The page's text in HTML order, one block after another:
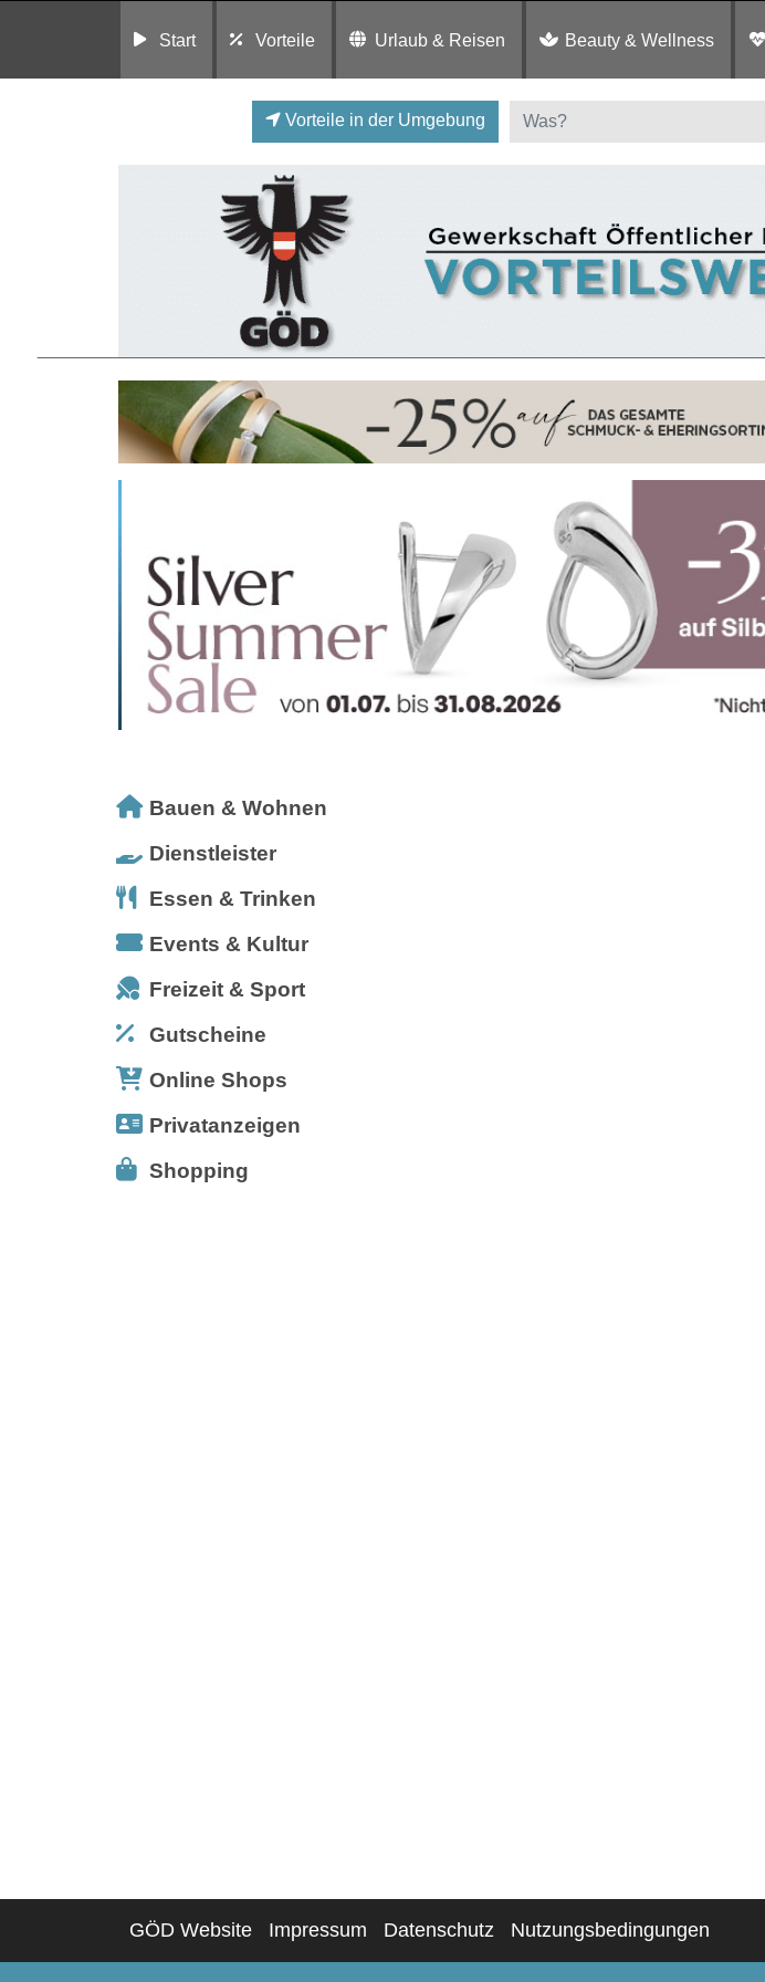
Start Vorteile Urlaub & Reisen Beauty & Wellness
Vorteile in der Umgebung
Bauen & Wohnen
Dienstleister
Essen & Trinken
Events & Kultur
Freizeit & Sport
Gutscheine
Online Shops
Privatanzeigen
Shopping
GÖD Website Impressum Datenschutz Nutzungsbedingungen